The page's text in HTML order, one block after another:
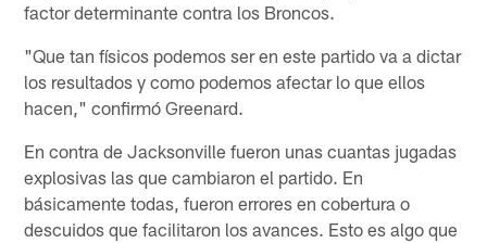
factor determinante contra los Broncos.
"Que tan físicos podemos ser en este partido va a dictar
los resultados y como podemos afectar lo que ellos
hacen," confirmó Greenard.
En contra de Jacksonville fueron unas cuantas jugadas
explosivas las que cambiaron el partido. En
básicamente todas, fueron errores en cobertura o
descuidos que facilitaron los avances. Esto es algo que